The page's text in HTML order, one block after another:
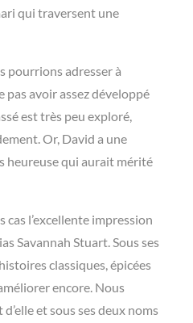
qui traversent une
pourrions adresser à
pas avoir assez développé
est très peu exploré,
Or, David a une
heureuse qui aurait mérité
l’excellente impression
Savannah Stuart. Sous ses
classiques, épicées
encore. Nous
et sous ses deux noms